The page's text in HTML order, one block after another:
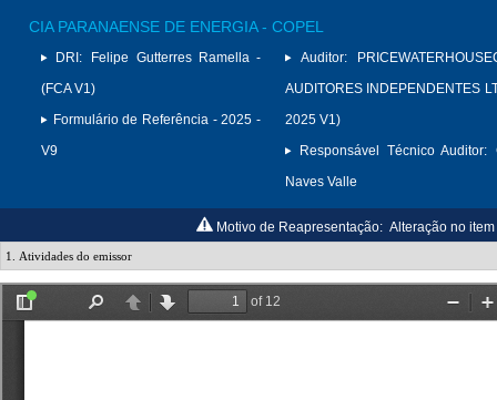
CIA PARANAENSE DE ENERGIA - COPEL
DRI:
Felipe Gutterres Ramella -
(FCA V1)
Formulário de Referência - 2025 -
V9
Auditor:
AUDITORES INDEPENDENTES
2025 V1)
Responsável Técnico Auditor:
Naves Valle
Motivo de Reapresentação: Alteração no item